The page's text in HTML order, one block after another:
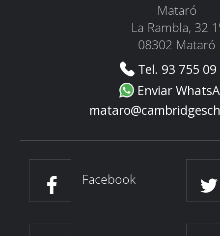
Mataró
La Rambla, 32
08302 Mataró
Tel. 93 755
Enviar
Facebook